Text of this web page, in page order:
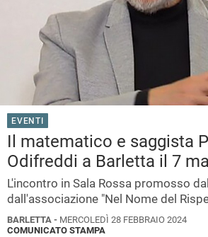
EVENTI
Il matematico e saggista
Odifreddi a Barletta il 7
L'incontro in Sala Rossa promosso
dall'associazione "Nel Nome del
BARLETTA - MERCOLEDÌ 28 FEBBRAIO 2024
COMUNICATO STAMPA